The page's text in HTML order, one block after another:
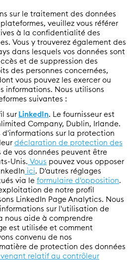
sur le traitement des données
veuillez vous référer
à la confidentialité des
Vous y trouverez également des
dans lesquels vos données sont
et de suppression des
des personnes concernées,
vous pouvez les exercer ou
informations. Nous utilisons
suivantes :
sur LinkedIn. Le fournisseur est
Company, Dublin, Irlande.
d'informations sur la protection
déclaration de protection des
de vos données peuvent être
Unis. Vous pouvez vous opposer
ici. D'autres réglages
via le formulaire d'opposition.
de notre profil
LinkedIn Page Analytics. Nous
sur l'utilisation de
nous aide à comprendre
est utilisée et comment
convenu de nos
de protection des données
relatif au contrôleur